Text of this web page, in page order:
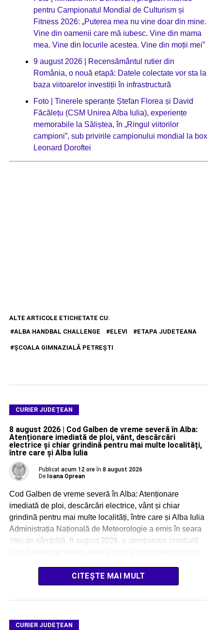
pentru Campionatul Mondial de Culturism și
Fitness 2026: „Puterea mea nu vine doar din mine.
Vine din oamenii care mă iubesc. Vine din mama
mea. Vine din locurile acestea. Vine din moții mei”
9 august 2026 | Recensământul rutier din
România, o nouă etapă: Datele colectate vor sta la
baza viitoarelor investiții în infrastructură
Foto | Tinerele speranțe Ștefan Florea și David
Făcălețu (CSM Unirea Alba Iulia), experiențe
memorabile la Săliștea, în „Ringul viitorilor
campioni”, sub privirile campionului mondial la box
Leonard Doroftei
ALTE ARTICOLE ETICHETATE CU:
ALBA HANDBAL CHALLENGE
ELEVI ETAPA JUDETEANA
ŞCOALA GIMNAZIALĂ PETREŞTI
CURIER JUDEȚEAN
8 august 2026 | Cod Galben de vreme severă în Alba:
Atenționare imediată de ploi, vânt, descărcări
electrice și chiar grindină pentru mai multe localități,
între care și Alba Iulia
Publicat acum 12 ore în 8 august 2026
De Ioana Oprean
Cod Galben de vreme severă în Alba: Atenționare
imediată de ploi, descărcări electrice, vânt și chiar
grindină pentru mai multe localități, între care și Alba Iulia
Administrația Națională de Meteorologie a emis în seara
zilei de sâmbătă, 8 august 2026, o atenționare imediată
CITEȘTE MAI MULT
CURIER JUDEȚEAN